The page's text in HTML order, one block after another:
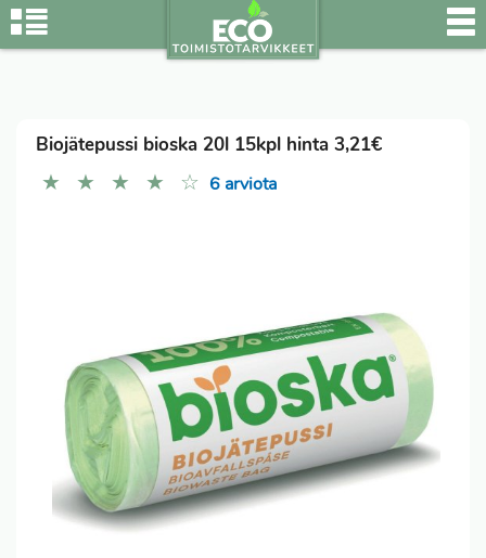
Biojätepussi bioska 20l 15kpl hinta 3,21€
★ ★ ★ ★ ☆ 6 arviota